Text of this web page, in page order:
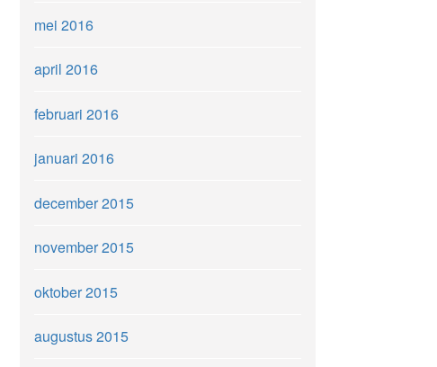
mei 2016
april 2016
februari 2016
januari 2016
december 2015
november 2015
oktober 2015
augustus 2015